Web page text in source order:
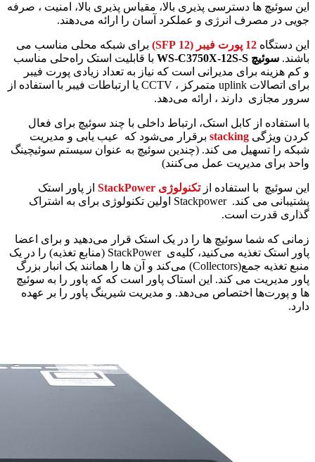
این سوئیچ ها دسترسی پذیری بالا، مقیاس پذیری بالا، امنیت ، صرفه
جویی در مصرف انرژی و عملکرد آسان را ارائه می‌دهند.
این دستگاه 12 پورت فیبر (12 SFP)
برای شبکه محلی مناسب می
باشند. سوئیچ WS-C3750X-12S-S
با قابلیت استک راه‌حلی مناسب
و کم هزینه برای مدیرانی است که نیاز به تعداد زیادی پورت فیبر
برای اتصالات uplink متمرکز ، CCTV یا ارتباطات فیبر با استفاده از
سرور مجازی دارند ، ارائه می‌دهد.
با استفاده از کابل استک، ارتباط داخلی با چند سوئیچ برای فعال
کردن ویژگی stacking برقرار می‌شود که عیب یابی و مدیریت
شبکه را تسهیل می کند. (چندین سوئیچ به عنوان سیستم سوئیچینگ
واحد برای مدیریت عمل می‌کنند)
این سوئیچ با استفاده ازتکنولوژی StackPower
از پاور استک
پشتیبانی می کند. Stackpower اولین تکنولوژی برای به اشتراک
گذاری قدرت است.
زمانی که شما سوئیچ ها را در یک استک قرار می‌دهید و برای اعضا
پاور استک تغذیه می‌کنید، کلیه‌ی StackPower (منابع تغذیه) را در یک
منبع تغذیه جمع(Collectors) می‌‎کند و آن ها را همانند یک انبار بزرگ
پاور مدیریت می کند. این استاک پاور است که که پاور را به سوئیچ
ها و پورت‌ها اختصاص می‌دهد. و مدیریت شیرینگ پاور را بر عهده
دارد.